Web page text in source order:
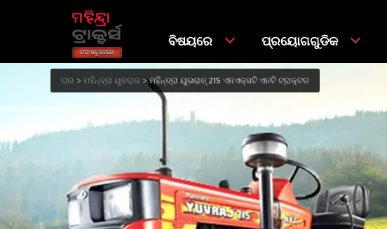
ବିଷୟରେ ପ୍ରୟୋଗଗୁଡିକ
ଘର ମହିନ୍ଦ୍ରା ଯୁବରାଜ ମହିନ୍ଦ୍ରା ୟୁଭରାଜ୍ 215 ଏନଏକ୍ସଟି ଏନଟି ଟ୍ରାକ୍ଟର